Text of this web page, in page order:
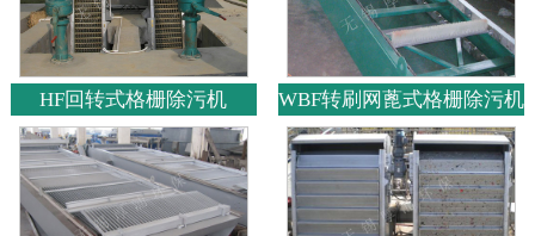
HF回转式格栅除污机 WBF转刷网蓖式格栅除污机